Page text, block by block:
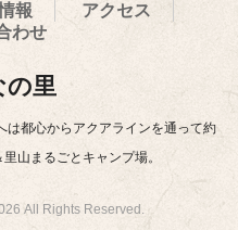
報
アクセス
わせ
の里
は都心からアクアラインを通って約
山まるごとキャンプ場。
All Rights Reserved.